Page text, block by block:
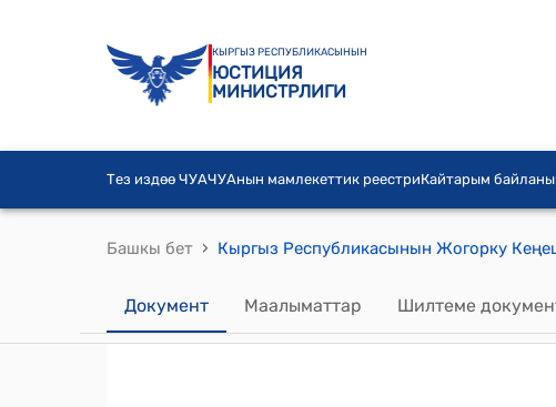
КЫРГЫЗ РЕСПУБЛИКАСЫНЫН
ЮСТИЦИЯ
МИНИСТРЛИГИ
Тез издөө ЧУАЧУАнын мамлекеттик реестриКайтарым
Башкы бет ›
Документ Маалыматтар Шилтеме